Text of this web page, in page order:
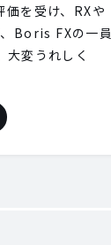
価を受け、RXや
Boris FXの一員
大変うれしく